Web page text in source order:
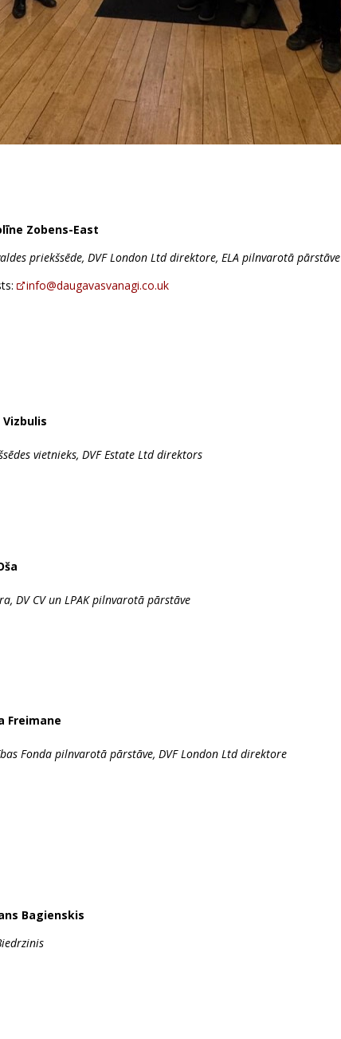
Zobens-East
priekšsēde, DVF London Ltd direktore, ELA pilnvarotā pārstāve
info@daugavasvanagi.co.uk
Vizbulis
vietnieks, DVF Estate Ltd direktors
DV CV un LPAK pilnvarotā pārstāve
Freimane
Fonda pilnvarotā pārstāve, DVF London Ltd direktore
Bagienskis